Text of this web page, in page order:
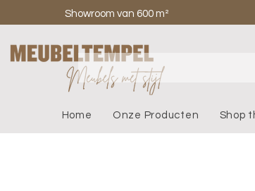
Showroom van 600 m²
Home Onze Producten Shop